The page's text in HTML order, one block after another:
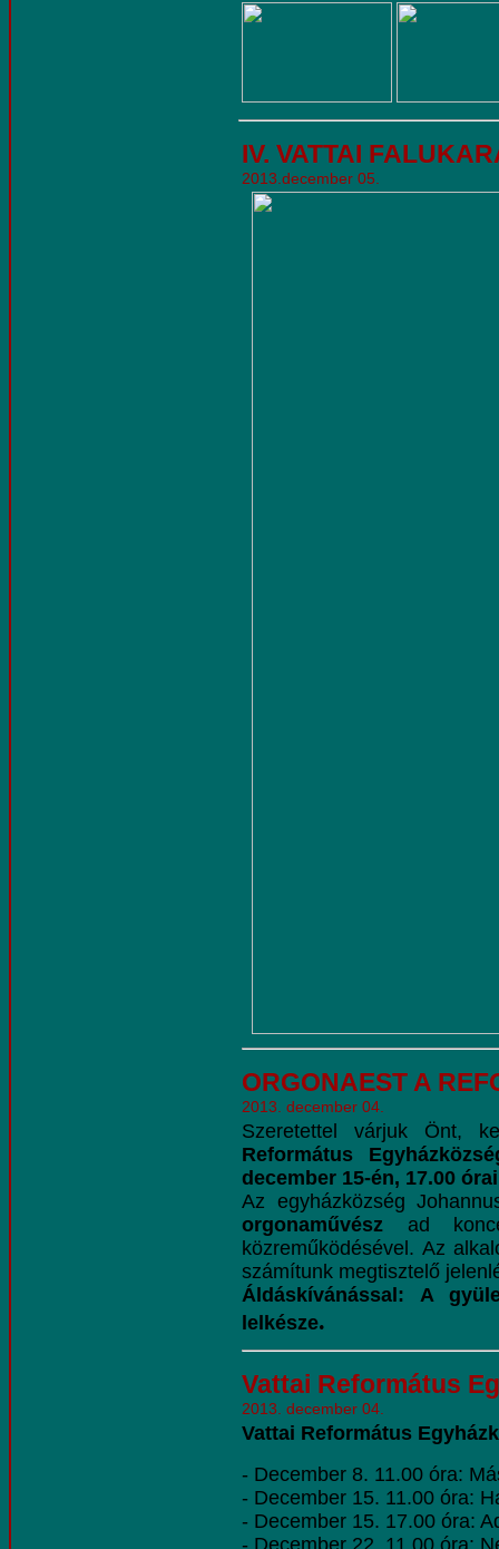
IV. VATTAI
2013.december 05.
ORGONAEST A
2013. december 04.
Szeretettel várjuk Önt,
Református
december 15-én, 17.00 órai
Az egyházközség
orgonaművész ad
közreműködésével. Az
számítunk megtisztelő
Áldáskívánással: A
lelkésze.
Vattai Református
2013. december 04.
Vattai Református
- December 8. 11.00 óra:
- December 15. 11.00 óra:
- December 15. 17.00 óra:
- December 22. 11.00 óra: